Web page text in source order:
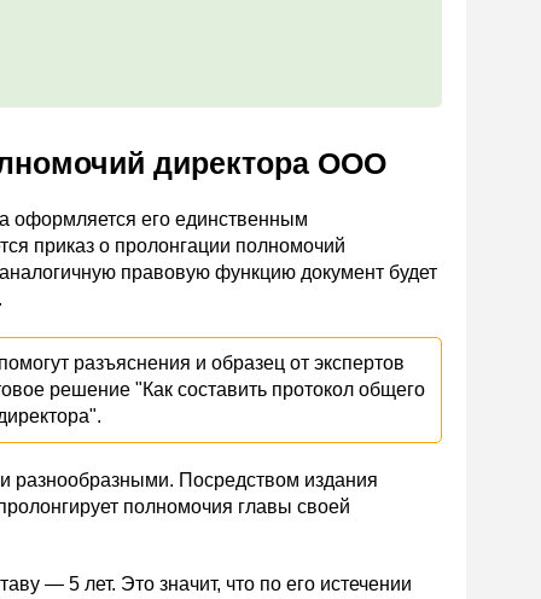
директора ООО
оформляется его единственным
приказ о пролонгации полномочий
правовую функцию документ будет
разъяснения и образец от экспертов
решение "Как составить протокол общего
разнообразными. Посредством издания
полномочия главы своей
— 5 лет. Это значит, что по его истечении